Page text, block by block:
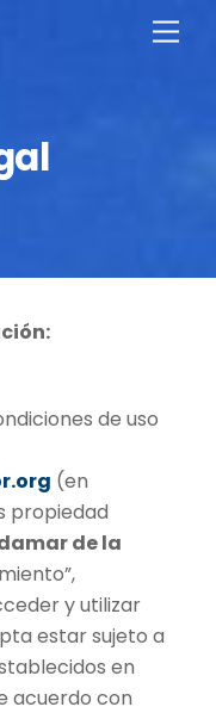
de uso
(en
propiedad
de la
y utilizar
estar sujeto a
en
acuerdo con